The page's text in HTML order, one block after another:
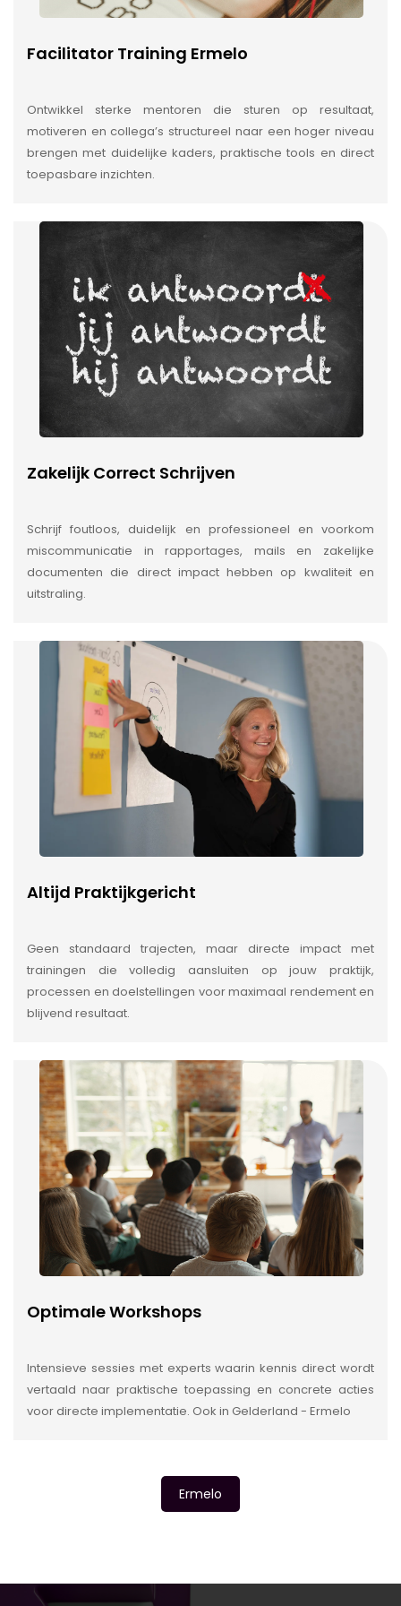
Facilitator Training Ermelo
Ontwikkel sterke mentoren die sturen op resultaat,
motiveren en collega’s structureel naar een hoger niveau
brengen met duidelijke kaders, praktische tools en direct
toepasbare inzichten.
Zakelijk Correct Schrijven
Schrijf foutloos, duidelijk en professioneel en voorkom
miscommunicatie in rapportages, mails en zakelijke
documenten die direct impact hebben op kwaliteit en
uitstraling.
Altijd Praktijkgericht
Geen standaard trajecten, maar directe impact met
trainingen die volledig aansluiten op jouw praktijk,
processen en doelstellingen voor maximaal rendement en
blijvend resultaat.
Optimale Workshops
Intensieve sessies met experts waarin kennis direct wordt
vertaald naar praktische toepassing en concrete acties
voor directe implementatie. Ook in Gelderland - Ermelo
Ermelo